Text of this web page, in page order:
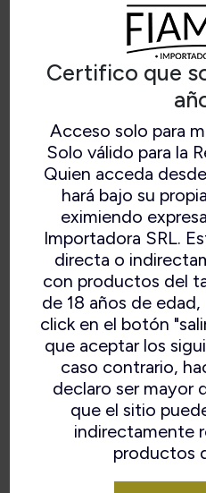
Certifico que
Acceso solo para
Solo válido para la
Quien acceda
hará bajo su
eximiendo
Importadora SRL.
directa o
con productos del
de 18 años de
click en el botón
que aceptar los
caso contrario,
declaro ser mayor
que el sitio
indirectamente
productos
POLISHED